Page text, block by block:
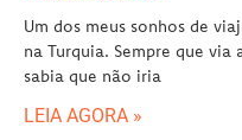
Um dos meus sonhos de
na Turquia. Sempre que
sabia que não iria
LEIA AGORA »